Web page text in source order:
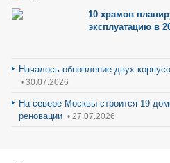
10 храмов
эксплуатацию в
Началось обновление двух
• 30.07.2026
На севере Москвы строится 19
реновации • 27.07.2026